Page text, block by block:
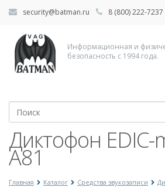
security@batman.ru 8 (800) 222-7237
Информационная и
безопасность с 1994 года.
Диктофон EDIC-
A81
Главная Каталог Средства звукозаписи